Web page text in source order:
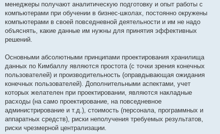
менеджеры получают аналитическую подготовку и опыт работы с
компьютерами при обучении в бизнес-школах, постоянно окружены
компьютерами в своей повседневной деятельности и им не надо
объяснять, какие данные им нужны для принятия эффективных
решений.
Основными абсолютными принципами проектирования хранилища
данных по Кимбаллу являются простота (с точки зрения конечных
пользователей) и производительность (оправдывающая ожидания
конечных пользователей). Дополнительными аспектами, учет
которых желателен при проектировании, являются накладные
расходы (на само проектирование, на повседневное
администрирование и т.д.), стоимость (персонала, программных и
аппаратных средств), риски неполучения требуемых результатов,
риски чрезмерной централизации.